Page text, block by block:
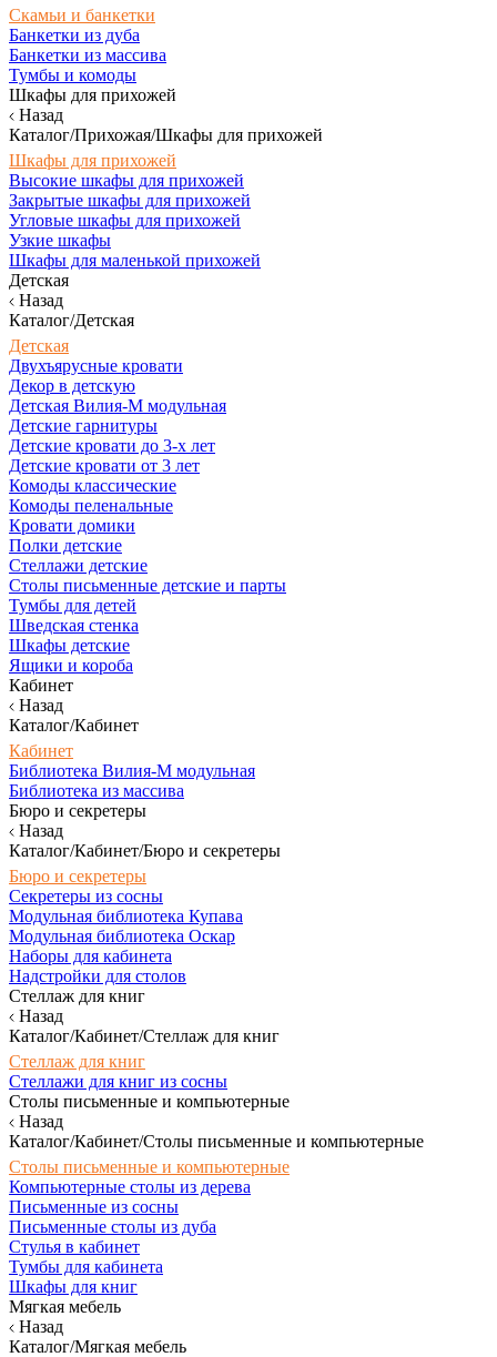
Скамьи и банкетки
Банкетки из дуба
Банкетки из массива
Тумбы и комоды
Шкафы для прихожей
Назад
Каталог/Прихожая/Шкафы для прихожей
Шкафы для прихожей
Высокие шкафы для прихожей
Закрытые шкафы для прихожей
Угловые шкафы для прихожей
Узкие шкафы
Шкафы для маленькой прихожей
Детская
Назад
Каталог/Детская
Детская
Двухъярусные кровати
Декор в детскую
Детская Вилия-М модульная
Детские гарнитуры
Детские кровати до 3-х лет
Детские кровати от 3 лет
Комоды классические
Комоды пеленальные
Кровати домики
Полки детские
Стеллажи детские
Столы письменные детские и парты
Тумбы для детей
Шведская стенка
Шкафы детские
Ящики и короба
Кабинет
Назад
Каталог/Кабинет
Кабинет
Библиотека Вилия-М модульная
Библиотека из массива
Бюро и секретеры
Назад
Каталог/Кабинет/Бюро и секретеры
Бюро и секретеры
Секретеры из сосны
Модульная библиотека Купава
Модульная библиотека Оскар
Наборы для кабинета
Надстройки для столов
Стеллаж для книг
Назад
Каталог/Кабинет/Стеллаж для книг
Стеллаж для книг
Стеллажи для книг из сосны
Столы письменные и компьютерные
Назад
Каталог/Кабинет/Столы письменные и компьютерные
Столы письменные и компьютерные
Компьютерные столы из дерева
Письменные из сосны
Письменные столы из дуба
Стулья в кабинет
Тумбы для кабинета
Шкафы для книг
Мягкая мебель
Назад
Каталог/Мягкая мебель